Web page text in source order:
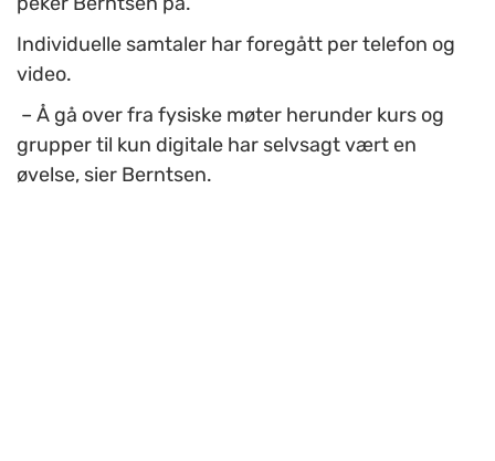
Individuelle samtaler har foregått per telefon og
video.
– Å gå over fra fysiske møter herunder kurs og
grupper til kun digitale har selvsagt vært en
øvelse, sier Berntsen.